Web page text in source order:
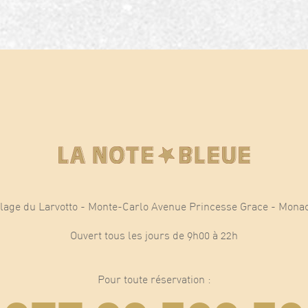
du Larvotto - Monte-Carlo Avenue Princesse Grace -
Ouvert tous les jours de 9h00 à 22h
Pour toute réservation :